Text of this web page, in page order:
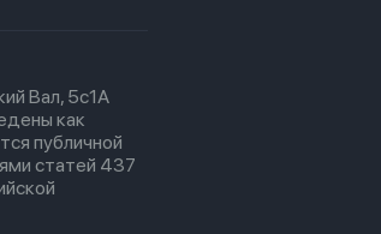
Вал, 5с1А
как
публичной
статей 437